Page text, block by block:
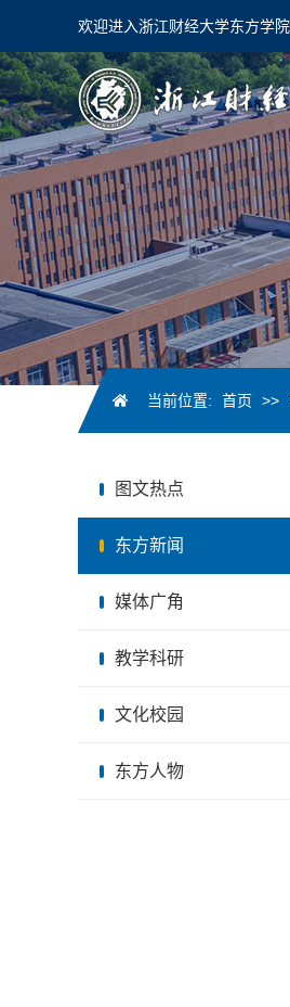
欢迎进入浙江财经大学东方学院
当前位置: 首页 >>
图文热点
东方新闻
媒体广角
教学科研
文化校园
东方人物